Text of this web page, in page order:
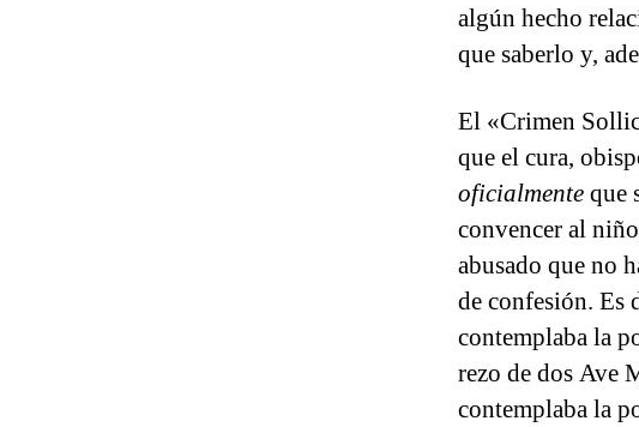
algún hecho
que saberlo y,
El «Crimen
que el cura,
oficialmenteque
convencer al
abusado que no
de confesión. Es
contemplaba la
rezo de dos Ave
contemplaba la